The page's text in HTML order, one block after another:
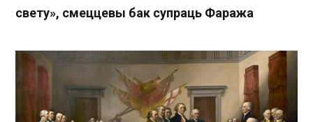
свету», смеццевы бак супраць Фаража